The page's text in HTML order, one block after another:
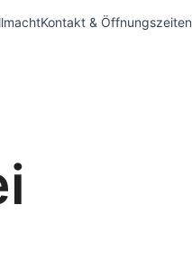
Kontakt & Öffnungszeiten